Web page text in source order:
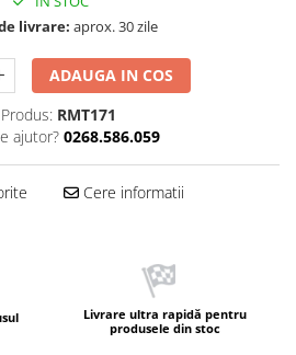
livrare: aprox. 30 zile
ADAUGA IN COS
RMT171
ajutor? 0268.586.059
Cere informatii
Livrare ultra rapidă pentru
produsele din stoc